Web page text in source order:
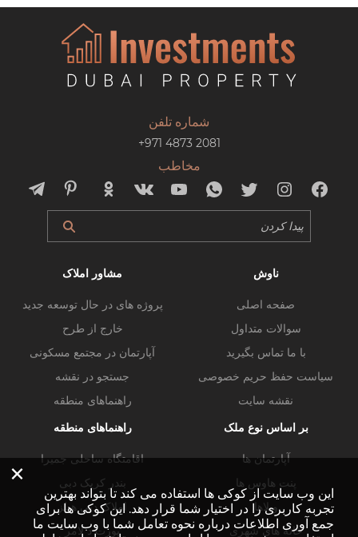
شماره تلفن
+971 4873 2081
مخاطب
ناوش
صفحه اصلی
سوالات متداول
با ما تماس بگیرید
سیاست حفظ حریم خصوصی
نقشه سایت
مشاور املاک
پروژه های در حال توسعه جدید
خارج از طرح
آپارتمان در مجتمع مسکونی
جستجو در نقشه
راهنماهای منطقه
بر اساس نوع ملک
آپارتمان ها
پنت هاوس ها
ویلاها
خانه های شهری
راهنماهای منطقه
اقامتگاه ساحلی جمیرا
بندر کریک دبی
املاک دبی هیلز
پورت د لامر
×
این وب سایت از کوکی ها استفاده می کند تا بتواند بهترین
تجربه کاربری را در اختیار شما قرار دهد. این کوکی ها برای
جمع آوری اطلاعات درباره نحوه تعامل شما با وب سایت ما